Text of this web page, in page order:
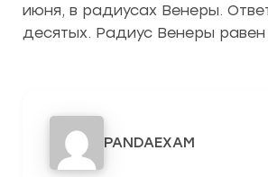
июня, в радиусах Венеры.
десятых. Радиус Венеры равен
PANDAEXAM